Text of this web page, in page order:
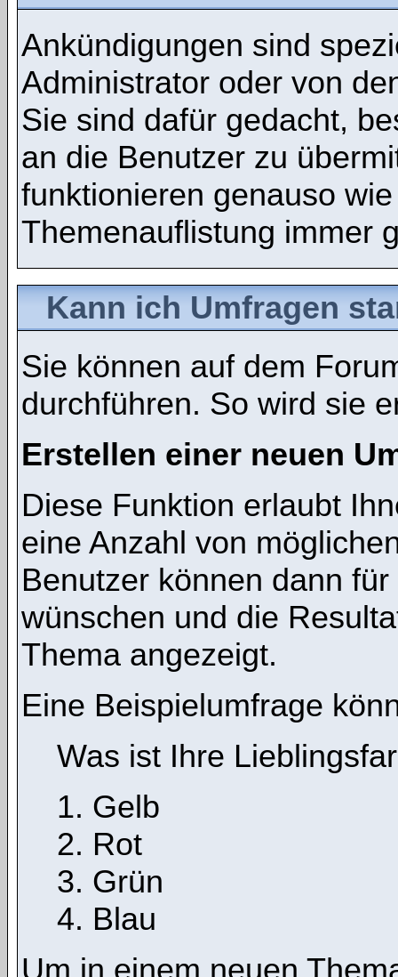
Ankündigungen sind
Administrator oder von
Sie sind dafür gedacht,
an die Benutzer zu
funktionieren genauso
Themenauflistung immer
Kann ich Umfragen
Sie können auf dem
durchführen. So wird sie
Erstellen einer neuen
Diese Funktion erlaubt
eine Anzahl von
Benutzer können dann
wünschen und die
Thema angezeigt.
Eine Beispielumfrage
Was ist Ihre
Gelb
Rot
Grün
Blau
Um in einem neuen